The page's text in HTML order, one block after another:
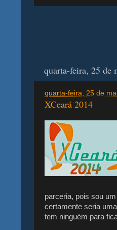
quarta-feira, 25 de
quarta-feira, 25 de
XCeará 2014
parceria, pois sou
certamente seria
tem ninguém para